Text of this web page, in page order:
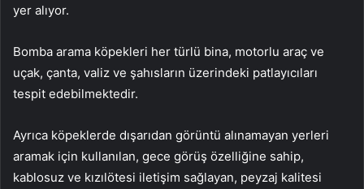
yer alıyor.
Bomba arama köpekleri her türlü bina, motorlu araç ve
uçak, çanta, valiz ve şahısların üzerindeki patlayıcıları
tespit edebilmektedir.
Ayrıca köpeklerde dışarıdan görüntü alınamayan yerleri
aramak için kullanılan, gece görüş özelliğine sahip,
kablosuz ve kızılötesi iletişim sağlayan, peyzaj kalitesi